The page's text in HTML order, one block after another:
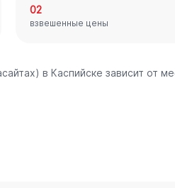
02
взвешенные цены
в Каспийске зависит от